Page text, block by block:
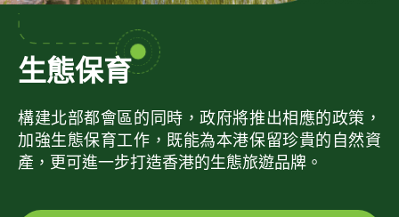
生態保育
構建北部都會區的同時，政府將推出相應的政策，
加強生態保育工作，既能為本港保留珍貴的自然資
產，更可進一步打造香港的生態旅遊品牌。